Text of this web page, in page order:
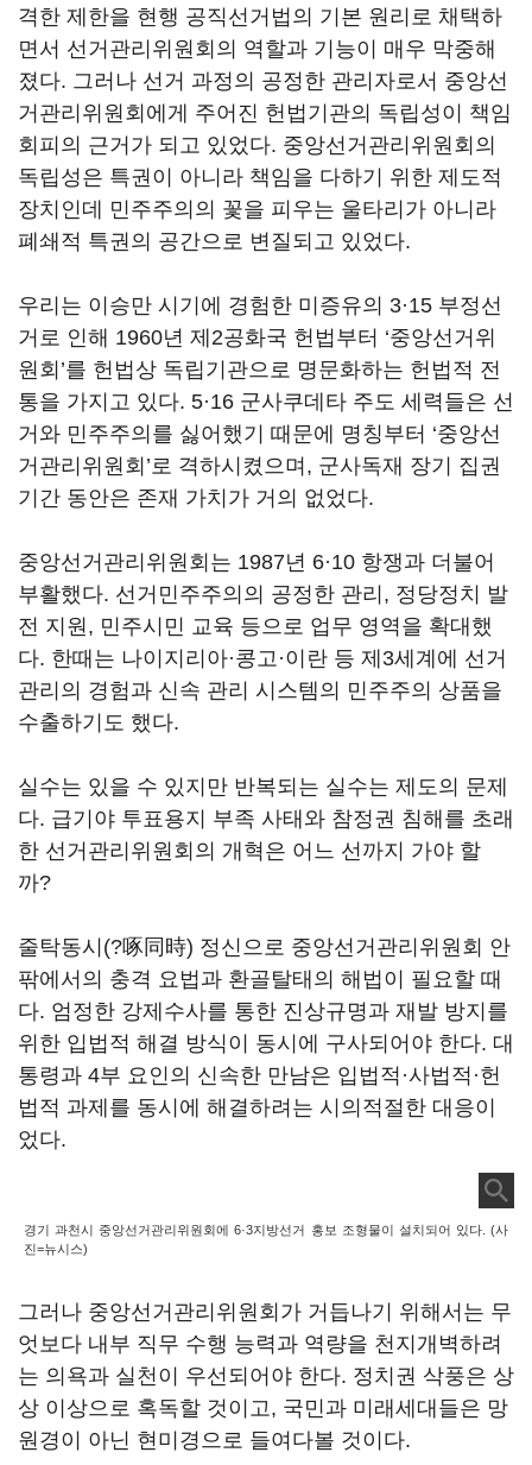
격한 제한을 현행 공직선거법의 기본 원리로 채택하
면서 선거관리위원회의 역할과 기능이 매우 막중해
졌다. 그러나 선거 과정의 공정한 관리자로서 중앙선
거관리위원회에게 주어진 헌법기관의 독립성이 책임
회피의 근거가 되고 있었다. 중앙선거관리위원회의
독립성은 특권이 아니라 책임을 다하기 위한 제도적
장치인데 민주주의의 꽃을 피우는 울타리가 아니라
폐쇄적 특권의 공간으로 변질되고 있었다.
우리는 이승만 시기에 경험한 미증유의 3·15 부정선
거로 인해 1960년 제2공화국 헌법부터 ‘중앙선거위
원회’를 헌법상 독립기관으로 명문화하는 헌법적 전
통을 가지고 있다. 5·16 군사쿠데타 주도 세력들은 선
거와 민주주의를 싫어했기 때문에 명칭부터 ‘중앙선
거관리위원회’로 격하시켰으며, 군사독재 장기 집권
기간 동안은 존재 가치가 거의 없었다.
중앙선거관리위원회는 1987년 6·10 항쟁과 더불어
부활했다. 선거민주주의의 공정한 관리, 정당정치 발
전 지원, 민주시민 교육 등으로 업무 영역을 확대했
다. 한때는 나이지리아·콩고·이란 등 제3세계에 선거
관리의 경험과 신속 관리 시스템의 민주주의 상품을
수출하기도 했다.
실수는 있을 수 있지만 반복되는 실수는 제도의 문제
다. 급기야 투표용지 부족 사태와 참정권 침해를 초래
한 선거관리위원회의 개혁은 어느 선까지 가야 할
까?
줄탁동시(?啄同時) 정신으로 중앙선거관리위원회 안
팎에서의 충격 요법과 환골탈태의 해법이 필요할 때
다. 엄정한 강제수사를 통한 진상규명과 재발 방지를
위한 입법적 해결 방식이 동시에 구사되어야 한다. 대
통령과 4부 요인의 신속한 만남은 입법적·사법적·헌
법적 과제를 동시에 해결하려는 시의적절한 대응이
었다.
경기 과천시 중앙선거관리위원회에 6·3지방선거 홍보 조형물이 설치되어 있다. (사
진=뉴시스)
그러나 중앙선거관리위원회가 거듭나기 위해서는 무
엇보다 내부 직무 수행 능력과 역량을 천지개벽하려
는 의욕과 실천이 우선되어야 한다. 정치권 삭풍은 상
상 이상으로 혹독할 것이고, 국민과 미래세대들은 망
원경이 아닌 현미경으로 들여다볼 것이다.